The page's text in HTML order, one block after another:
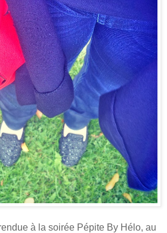
à la soirée Pépite By Hélo, au